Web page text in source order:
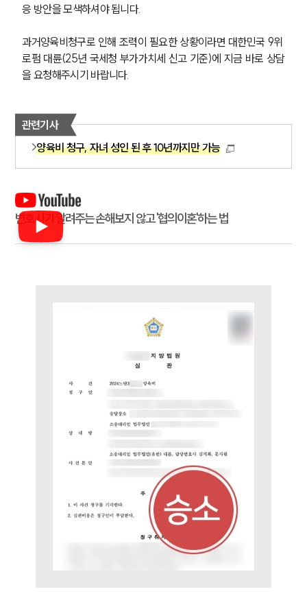
이혼 양육비계산기
상간자위자료계산기
이혼전문변호사
소식/자료
공지사항
법률 블로그
법률서식
대륜법률상담예약
응 방안을 모색하셔야 됩니다.
과거양육비청구로 인해 조력이 필요한 상황이라면 대한민국 9위
로펌 대륜(25년 국세청 부가가치세 신고 기준)에 지금 바로 상담
을 요청해주시기 바랍니다.
관련기사
양육비 청구, 자녀 성인 된 후 10년까지만 가능
변호사가 알려주는 손해보지 않고 '협의이혼'하는 법